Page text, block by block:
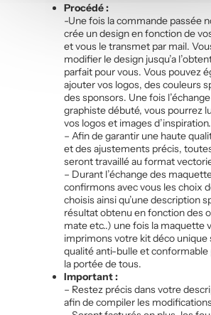
Procédé :
-Une fois la commande passée
crée un design en fonction de
et vous le transmet par mail.
modifier le design jusqu’a
parfait pour vous. Vous pouvez
ajouter vos logos, des couleurs
des sponsors. Une fois
graphiste débuté, vous pourrez
vos logos et images d’inspiration.
– Afin de garantir une haute
et des ajustements précis,
seront travaillé au format
– Durant l’échange des
confirmons avec vous les choix
choisis ainsi qu’une description
résultat obtenu en fonction des
mate etc..) une fois la maquette
imprimons votre kit déco unique
qualité anti-bulle et conformable
la portée de tous.
Important :
– Restez précis dans votre
afin de compiler les